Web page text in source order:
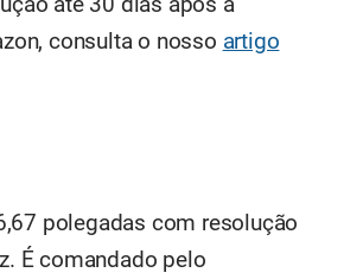
consulta o nosso artigo
polegadas com resolução
É comandado pelo